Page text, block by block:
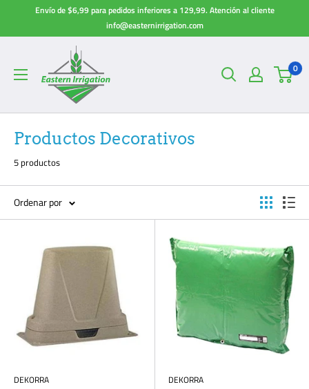
Envío de $6,99 para pedidos inferiores a 129,99. Atención al cliente
info@easternirrigation.com
0
Productos Decorativos
5 productos
Ordenar por
DEKORRA DEKORRA